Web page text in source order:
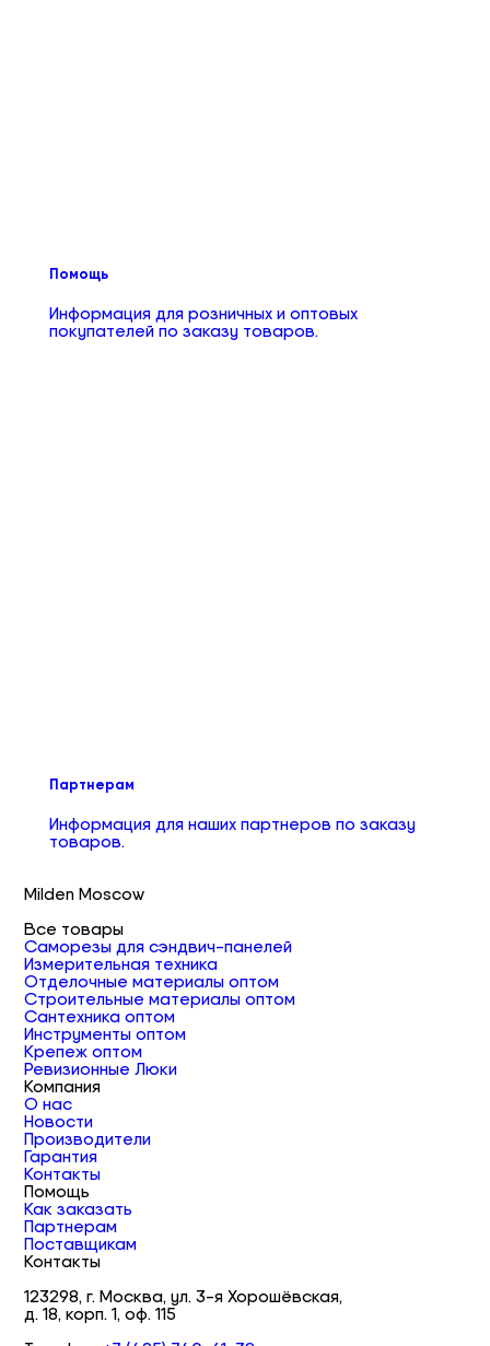
Помощь
Информация для розничных и оптовых
покупателей по заказу товаров.
Партнерам
Информация для наших партнеров по заказу
товаров.
Milden Moscow
Все товары
Саморезы для сэндвич-панелей
Измерительная техника
Отделочные материалы оптом
Строительные материалы оптом
Сантехника оптом
Инструменты оптом
Крепеж оптом
Ревизионные Люки
Компания
О нас
Новости
Производители
Гарантия
Контакты
Помощь
Как заказать
Партнерам
Поставщикам
Контакты
123298, г. Москва, ул. 3-я Хорошёвская,
д. 18, корп. 1, оф. 115